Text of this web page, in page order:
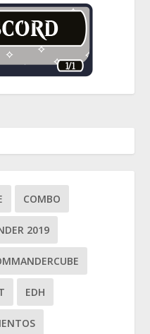
COMBO
2019
EDH